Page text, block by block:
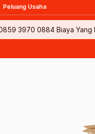
Peluang Usaha